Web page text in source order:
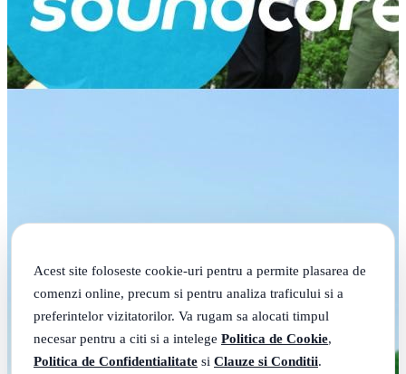
Acest site foloseste cookie-uri pentru a permite plasarea de
comenzi online, precum si pentru analiza traficului si a
preferintelor vizitatorilor. Va rugam sa alocati timpul
necesar pentru a citi si a intelege Politica de Cookie,
Politica de Confidentialitate si Clauze si Conditii.